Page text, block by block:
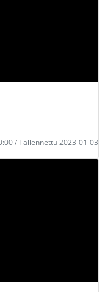
/ Tallennettu 2023-01-03